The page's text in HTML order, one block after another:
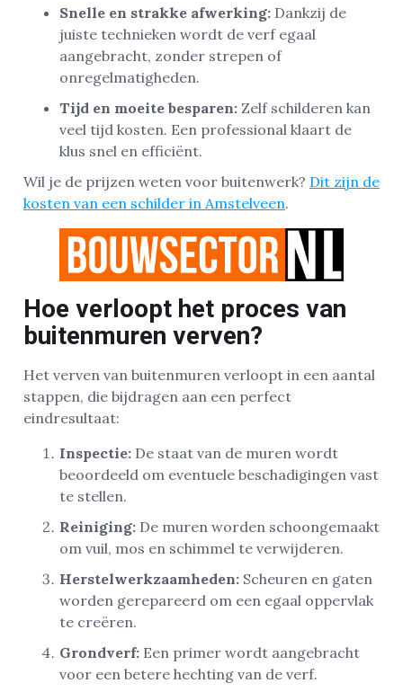
Snelle en strakke afwerking: Dankzij de
juiste technieken wordt de verf egaal
aangebracht, zonder strepen of
onregelmatigheden.
Tijd en moeite besparen: Zelf schilderen kan
veel tijd kosten. Een professional klaart de
klus snel en efficiënt.
Wil je de prijzen weten voor buitenwerk? Dit zijn de
kosten van een schilder in Amstelveen.
Hoe verloopt het proces van
buitenmuren verven?
Het verven van buitenmuren verloopt in een aantal
stappen, die bijdragen aan een perfect
eindresultaat:
Inspectie: De staat van de muren wordt
beoordeeld om eventuele beschadigingen vast
te stellen.
Reiniging: De muren worden schoongemaakt
om vuil, mos en schimmel te verwijderen.
Herstelwerkzaamheden: Scheuren en gaten
worden gerepareerd om een egaal oppervlak
te creëren.
Grondverf: Een primer wordt aangebracht
voor een betere hechting van de verf.